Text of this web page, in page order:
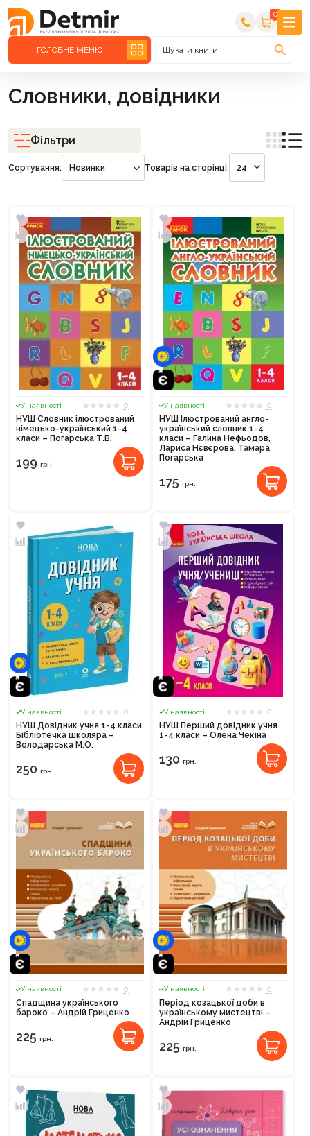
0
ГОЛОВНЕ МЕНЮ Шукати книги
Словники, довідники
Фільтри
Сортування: Новинки Товарів на сторінці: 24
У наявності
0
НУШ Словник ілюстрований
німецько-український 1-4
класи – Погарська Т.В.
199 грн.
У наявності
0
НУШ Ілюстрований англо-
український словник 1-4
класи – Галина Нефьодов,
Лариса Нєвєрова, Тамара
Погарська
175 грн.
У наявності
0
НУШ Довідник учня 1-4 класи.
Бібліотечка школяра –
Володарська М.О.
250 грн.
У наявності
0
НУШ Перший довідник учня
1-4 класи – Олена Чекіна
130 грн.
У наявності
0
Спадщина українського
бароко – Андрій Гриценко
225 грн.
У наявності
0
Період козацької доби в
українському мистецтві –
Андрій Гриценко
225 грн.